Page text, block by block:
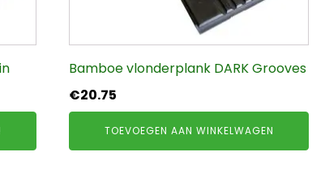
Bamboe vlonderplank DARK Grooves
€20.75
TOEVOEGEN AAN WINKELWAGEN